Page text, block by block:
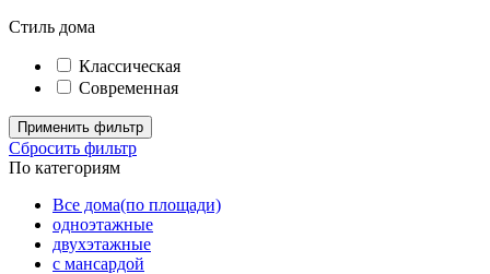
Стиль дома
Классическая
Современная
Применить фильтр
Сбросить фильтр
По категориям
Все дома(по площади)
одноэтажные
двухэтажные
с мансардой